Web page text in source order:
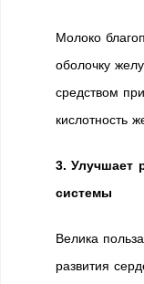
Молоко
оболочку
средством
кислотность
3. Улучшает
системы
Велика
развития